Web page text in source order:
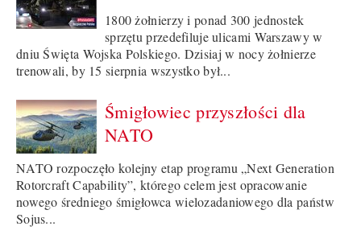
1800 żołnierzy i ponad 300 jednostek
sprzętu przedefiluje ulicami Warszawy w
dniu Święta Wojska Polskiego. Dzisiaj w nocy żołnierze
trenowali, by 15 sierpnia wszystko był...
Śmigłowiec przyszłości dla
NATO
NATO rozpoczęło kolejny etap programu „Next Generation
Rotorcraft Capability”, którego celem jest opracowanie
nowego średniego śmigłowca wielozadaniowego dla państw
Sojus...